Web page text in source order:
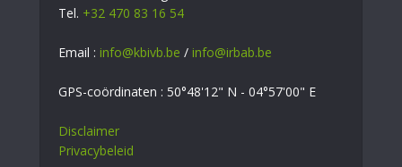
Tel. +32 470 83 16 54
Email : info@kbivb.be / info@irbab.be
GPS-coördinaten : 50°48'12" N - 04°57'00" E
Disclaimer
Privacybeleid